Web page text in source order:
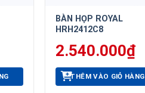
BÀN HỌP ROYAL
HRH2412C8
2.540.000₫
THÊM VÀO GIỎ HÀNG